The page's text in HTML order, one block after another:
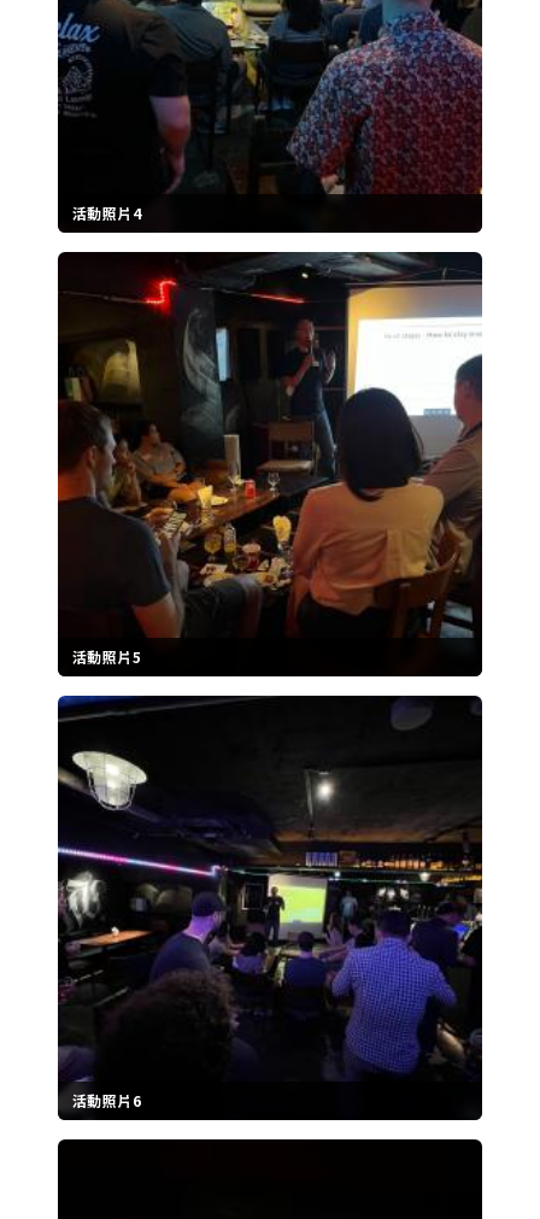
活動照片4
活動照片5
活動照片6